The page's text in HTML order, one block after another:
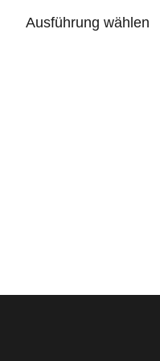
Ausführung wählen